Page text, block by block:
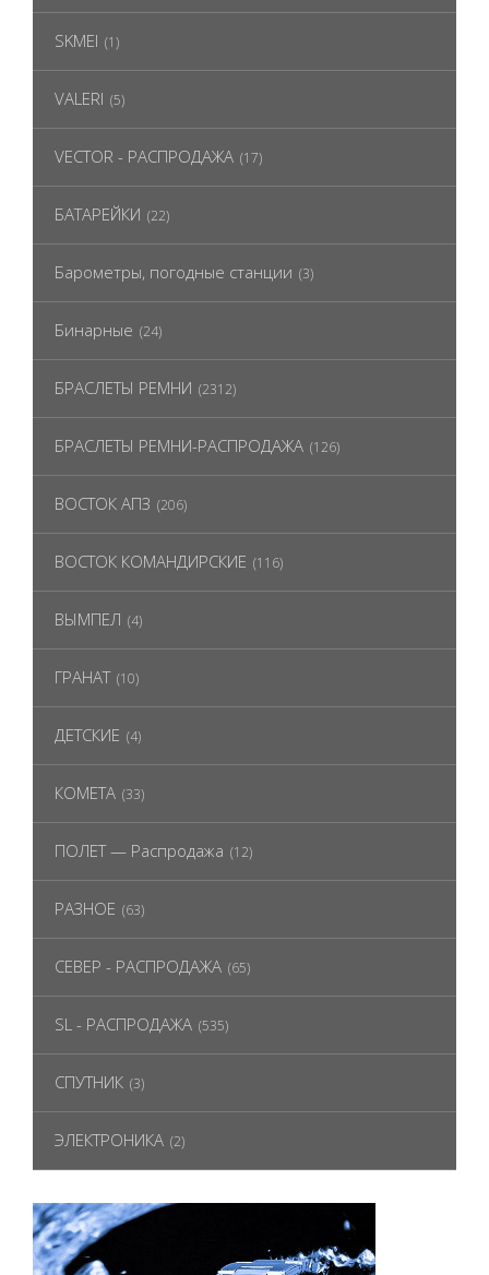
SKMEI (1)
VALERI (5)
VECTOR - РАСПРОДАЖА (17)
БАТАРЕЙКИ (22)
Барометры, погодные станции (3)
Бинарные (24)
БРАСЛЕТЫ РЕМНИ (2312)
БРАСЛЕТЫ РЕМНИ-РАСПРОДАЖА (126)
ВОСТОК АПЗ (206)
ВОСТОК КОМАНДИРСКИЕ (116)
ВЫМПЕЛ (4)
ГРАНАТ (10)
ДЕТСКИЕ (4)
КОМЕТА (33)
ПОЛЕТ — Распродажа (12)
РАЗНОЕ (63)
СЕВЕР - РАСПРОДАЖА (65)
SL - РАСПРОДАЖА (535)
СПУТНИК (3)
ЭЛЕКТРОНИКА (2)